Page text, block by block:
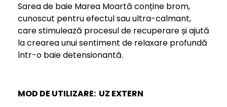
Sarea de baie Marea Moartă conține brom,
cunoscut pentru efectul sau ultra-calmant,
care stimulează procesul de recuperare și ajută
la crearea unui sentiment de relaxare profundă
într-o baie detensionantă.
MOD DE UTILIZARE: UZ EXTERN